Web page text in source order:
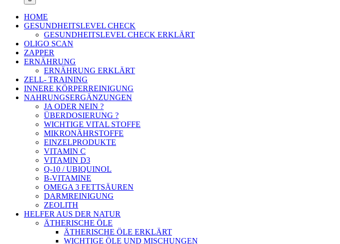
HOME
GESUNDHEITSLEVEL CHECK
GESUNDHEITSLEVEL CHECK ERKLÄRT
OLIGO SCAN
ZAPPER
ERNÄHRUNG
ERNÄHRUNG ERKLÄRT
ZELL- TRAINING
INNERE KÖRPERREINIGUNG
NAHRUNGSERGÄNZUNGEN
JA ODER NEIN ?
ÜBERDOSIERUNG ?
WICHTIGE VITAL STOFFE
MIKRONÄHRSTOFFE
EINZELPRODUKTE
VITAMIN C
VITAMIN D3
Q-10 / UBIQUINOL
B-VITAMINE
OMEGA 3 FETTSÄUREN
DARMREINIGUNG
ZEOLITH
HELFER AUS DER NATUR
ÄTHERISCHE ÖLE
ÄTHERISCHE ÖLE ERKLÄRT
WICHTIGE ÖLE UND MISCHUNGEN